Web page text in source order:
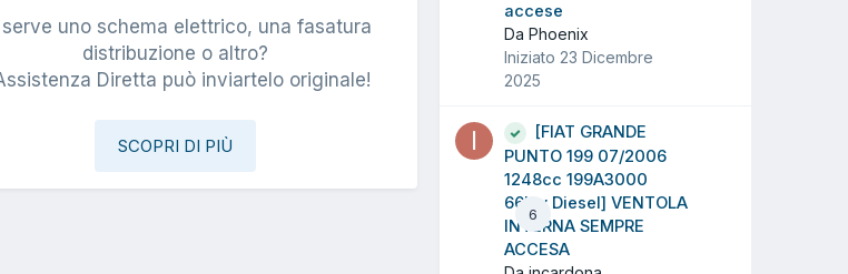
uno schema elettrico, una fasatura
distribuzione o altro?
Diretta può inviartelo originale!
SCOPRI DI PIÙ
accese
Da Phoenix
Iniziato 23 Dicembre
2025
6
[FIAT GRANDE
PUNTO 199 07/2006
1248cc 199A3000
66Kw Diesel] VENTOLA
INTERNA SEMPRE
ACCESA